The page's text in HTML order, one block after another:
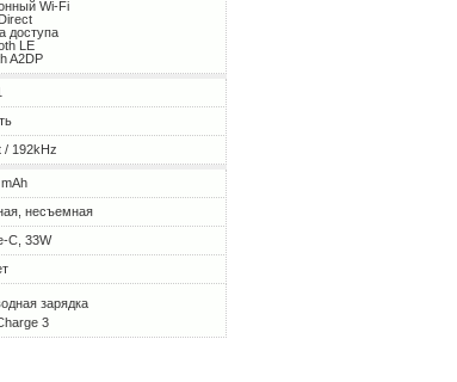
Wi-Fi
доступа
LE
A2DP
/ 192kHz
несъемная
C, 33W
зарядка
3